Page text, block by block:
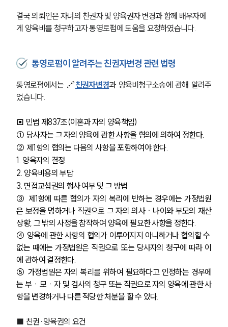
결국 의뢰인은 자녀의 친권자 및 양육권자 변경과 함께 배우자에
게 양육비를 청구하고자 통영로펌에 도움을 요청하였습니다.
통영로펌이 알려주는 친권자변경 관련 법령
통영로펌에서는 🔗친권자변경과 양육비청구소송에 관해 알려주
었습니다.
▣ 민법 제837조(이혼과 자의 양육책임)
① 당사자는 그 자의 양육에 관한 사항을 협의에 의하여 정한다.
② 제1항의 협의는 다음의 사항을 포함하여야 한다.
1. 양육자의 결정
2. 양육비용의 부담
3. 면접교섭권의 행사 여부 및 그 방법
③ 제1항에 따른 협의가 자의 복리에 반하는 경우에는 가정법원
은 보정을 명하거나 직권으로 그 자의 의사ㆍ나이와 부모의 재산
상황, 그 밖의 사정을 참작하여 양육에 필요한 사항을 정한다.
④ 양육에 관한 사항의 협의가 이루어지지 아니하거나 협의할 수
없는 때에는 가정법원은 직권으로 또는 당사자의 청구에 따라 이
에 관하여 결정한다.
⑤ 가정법원은 자의 복리를 위하여 필요하다고 인정하는 경우에
는 부ㆍ모ㆍ자 및 검사의 청구 또는 직권으로 자의 양육에 관한 사
항을 변경하거나 다른 적당한 처분을 할 수 있다.
■ 친권·양육권의 요건